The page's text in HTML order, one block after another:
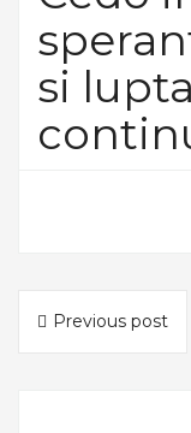
si
Previous post